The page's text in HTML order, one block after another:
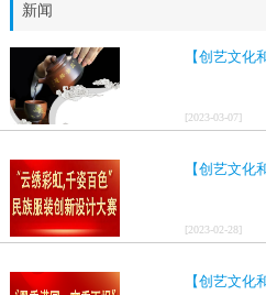
新闻
【创艺文化
[2023-03-07]
【创艺文化
[2023-02-28]
【创艺文化